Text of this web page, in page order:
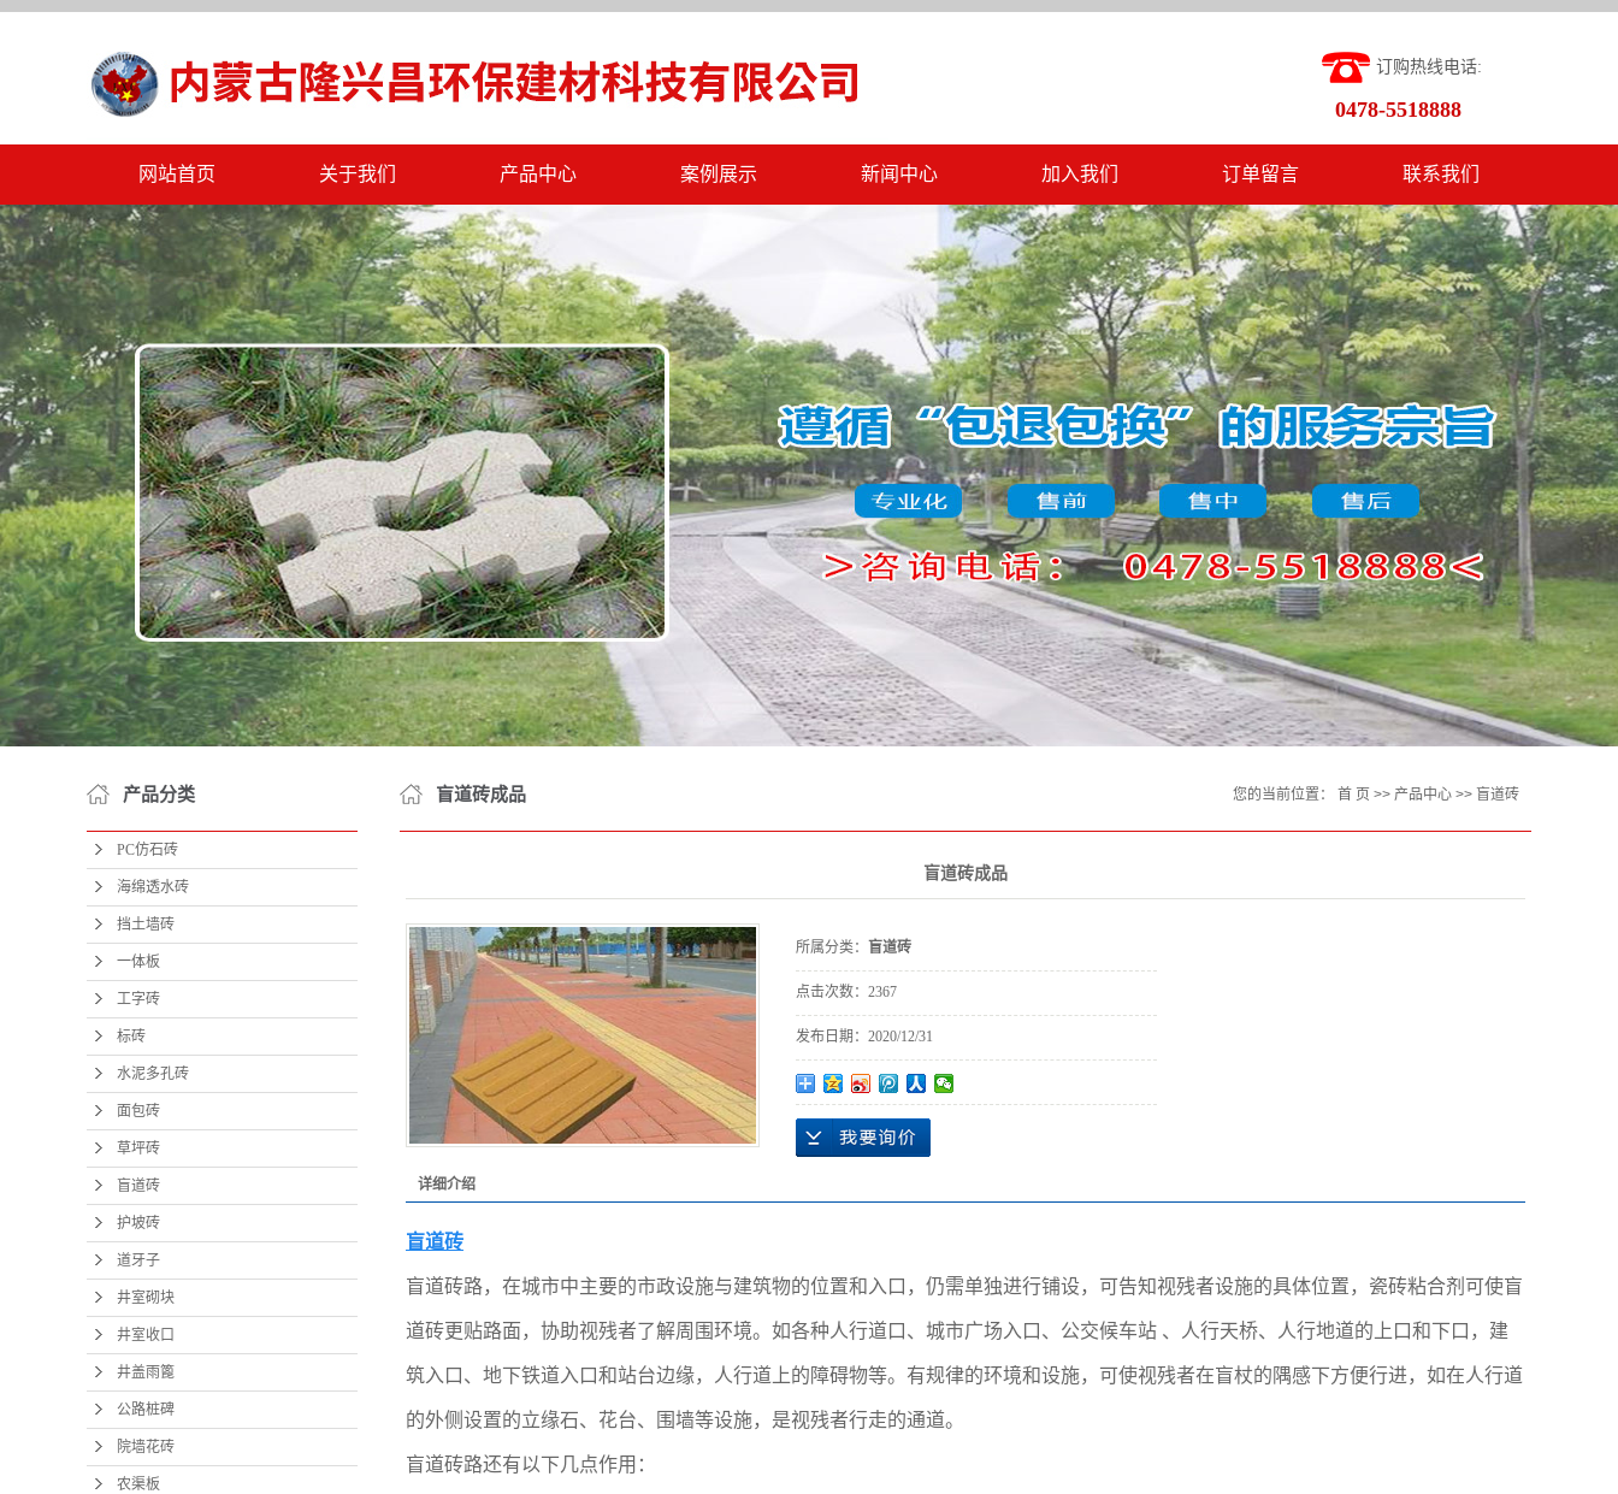
订购热线电话:
0478-5518888
网站首页 关于我们
公司简介
公司文化
公司资质
公司规章
联系我们
产品中心
PC仿石砖
海绵透水砖
挡土墙砖
一体板
工字砖
标砖
水泥多孔砖
面包砖
草坪砖
盲道砖
护坡砖
道牙子
院墙花砖
农渠板
网围栏杆
养殖漏缝板
水泥盖板
案例展示 新闻中心
行业新闻
最新公告
加入我们 订单留言 联系我们
产品分类
PC仿石砖
海绵透水砖
挡土墙砖
一体板
工字砖
标砖
水泥多孔砖
面包砖
草坪砖
盲道砖
护坡砖
道牙子
井室砌块
井室收口
井盖雨篦
公路桩碑
院墙花砖
农渠板
盲道砖成品 您的当前位置： 首 页 >> 产品中心 >> 盲道砖
盲道砖成品
所属分类： 盲道砖
点击次数： 2367
发布日期： 2020/12/31
详细介绍
盲道砖
盲道砖路，在城市中主要的市政设施与建筑物的位置和入口，仍需单独进行铺设，可告知视残者设施的具体位置，瓷砖粘合剂可使盲
道砖更贴路面，协助视残者了解周围环境。如各种人行道口、城市广场入口、公交候车站 、人行天桥、人行地道的上口和下口，建
筑入口、地下铁道入口和站台边缘，人行道上的障碍物等。有规律的环境和设施，可使视残者在盲杖的隅感下方便行进，如在人行道
的外侧设置的立缘石、花台、围墙等设施，是视残者行走的通道。
盲道砖路还有以下几点作用：